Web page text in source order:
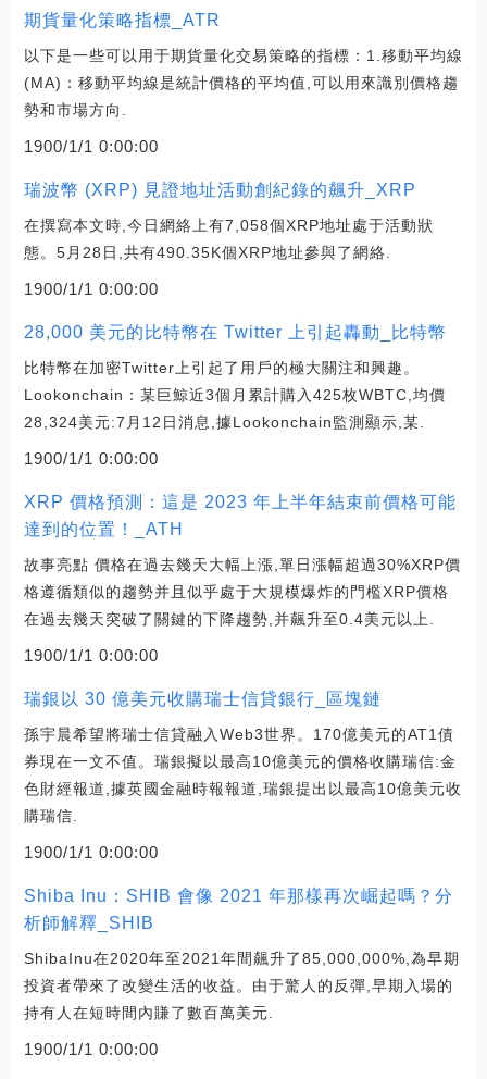
期貨量化策略指標_ATR
以下是一些可以用于期貨量化交易策略的指標：1.移動平均線
(MA)：移動平均線是統計價格的平均值,可以用來識別價格趨
勢和市場方向.
1900/1/1 0:00:00
瑞波幣 (XRP) 見證地址活動創紀錄的飆升_XRP
在撰寫本文時,今日網絡上有7,058個XRP地址處于活動狀
態。5月28日,共有490.35K個XRP地址參與了網絡.
1900/1/1 0:00:00
28,000 美元的比特幣在 Twitter 上引起轟動_比特幣
比特幣在加密Twitter上引起了用戶的極大關注和興趣。
Lookonchain：某巨鯨近3個月累計購入425枚WBTC,均價
28,324美元:7月12日消息,據Lookonchain監測顯示,某.
1900/1/1 0:00:00
XRP 價格預測：這是 2023 年上半年結束前價格可能
達到的位置！_ATH
故事亮點 價格在過去幾天大幅上漲,單日漲幅超過30%XRP價
格遵循類似的趨勢并且似乎處于大規模爆炸的門檻XRP價格
在過去幾天突破了關鍵的下降趨勢,并飆升至0.4美元以上.
1900/1/1 0:00:00
瑞銀以 30 億美元收購瑞士信貸銀行_區塊鏈
孫宇晨希望將瑞士信貸融入Web3世界。170億美元的AT1債
券現在一文不值。瑞銀擬以最高10億美元的價格收購瑞信:金
色財經報道,據英國金融時報報道,瑞銀提出以最高10億美元收
購瑞信.
1900/1/1 0:00:00
Shiba Inu：SHIB 會像 2021 年那樣再次崛起嗎？分
析師解釋_SHIB
ShibaInu在2020年至2021年間飆升了85,000,000%,為早期
投資者帶來了改變生活的收益。由于驚人的反彈,早期入場的
持有人在短時間內賺了數百萬美元.
1900/1/1 0:00:00